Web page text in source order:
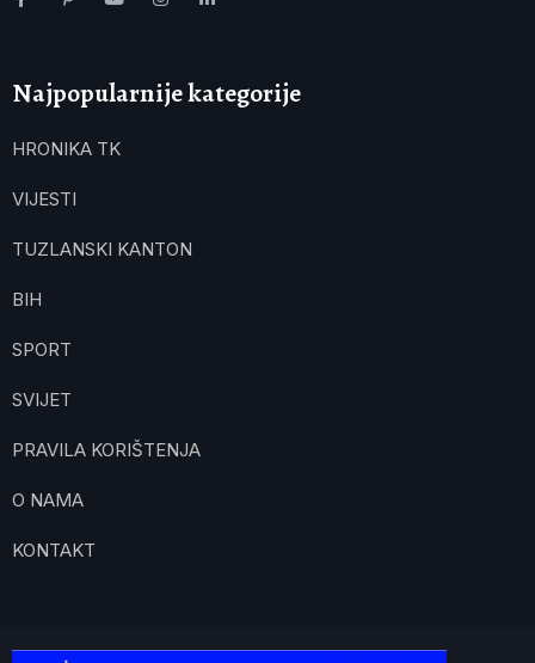
Najpopularnije kategorije
HRONIKA TK
VIJESTI
TUZLANSKI KANTON
BIH
SPORT
SVIJET
PRAVILA KORIŠTENJA
O NAMA
KONTAKT